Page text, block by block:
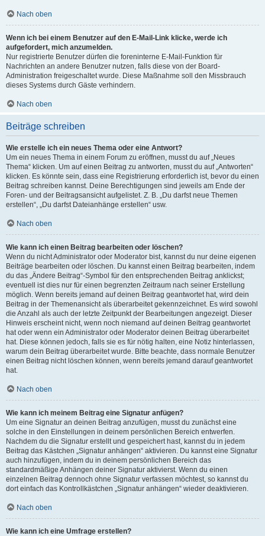
Nach oben
Wenn ich bei einem Benutzer auf den E-Mail-Link klicke, werde ich
aufgefordert, mich anzumelden.
Nur registrierte Benutzer dürfen die foreninterne E-Mail-Funktion für
Nachrichten an andere Benutzer nutzen, falls diese von der Board-
Administration freigeschaltet wurde. Diese Maßnahme soll den Missbrauch
dieses Systems durch Gäste verhindern.
Nach oben
Beiträge schreiben
Wie erstelle ich ein neues Thema oder eine Antwort?
Um ein neues Thema in einem Forum zu eröffnen, musst du auf „Neues
Thema“ klicken. Um auf einen Beitrag zu antworten, musst du auf „Antworten“
klicken. Es könnte sein, dass eine Registrierung erforderlich ist, bevor du einen
Beitrag schreiben kannst. Deine Berechtigungen sind jeweils am Ende der
Foren- und der Beitragsansicht aufgelistet. Z. B. „Du darfst neue Themen
erstellen“, „Du darfst Dateianhänge erstellen“ usw.
Nach oben
Wie kann ich einen Beitrag bearbeiten oder löschen?
Wenn du nicht Administrator oder Moderator bist, kannst du nur deine eigenen
Beiträge bearbeiten oder löschen. Du kannst einen Beitrag bearbeiten, indem
du das „Ändere Beitrag“-Symbol für den entsprechenden Beitrag anklickst;
eventuell ist dies nur für einen begrenzten Zeitraum nach seiner Erstellung
möglich. Wenn bereits jemand auf deinen Beitrag geantwortet hat, wird dein
Beitrag in der Themenansicht als überarbeitet gekennzeichnet. Es wird sowohl
die Anzahl als auch der letzte Zeitpunkt der Bearbeitungen angezeigt. Dieser
Hinweis erscheint nicht, wenn noch niemand auf deinen Beitrag geantwortet
hat oder wenn ein Administrator oder Moderator deinen Beitrag überarbeitet
hat. Diese können jedoch, falls sie es für nötig halten, eine Notiz hinterlassen,
warum dein Beitrag überarbeitet wurde. Bitte beachte, dass normale Benutzer
einen Beitrag nicht löschen können, wenn bereits jemand darauf geantwortet
hat.
Nach oben
Wie kann ich meinem Beitrag eine Signatur anfügen?
Um eine Signatur an deinen Beitrag anzufügen, musst du zunächst eine
solche in den Einstellungen in deinem persönlichen Bereich entwerfen.
Nachdem du die Signatur erstellt und gespeichert hast, kannst du in jedem
Beitrag das Kästchen „Signatur anhängen“ aktivieren. Du kannst eine Signatur
auch hinzufügen, indem du in deinem persönlichen Bereich das
standardmäßige Anhängen deiner Signatur aktivierst. Wenn du einen
einzelnen Beitrag dennoch ohne Signatur verfassen möchtest, so kannst du
dort einfach das Kontrollkästchen „Signatur anhängen“ wieder deaktivieren.
Nach oben
Wie kann ich eine Umfrage erstellen?